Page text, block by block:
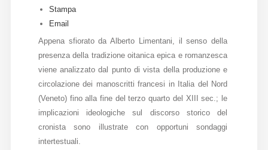
Indici
Seminario
Norme
Stampa
Email
Appena sfiorato da Alberto Limentani, il senso della
presenza della tradizione oitanica epica e romanzesca
viene analizzato dal punto di vista della produzione e
circolazione dei manoscritti francesi in Italia del Nord
(Veneto) fino alla fine del terzo quarto del XIII sec.; le
implicazioni ideologiche sul discorso storico del
cronista sono illustrate con opportuni sondaggi
intertestuali.